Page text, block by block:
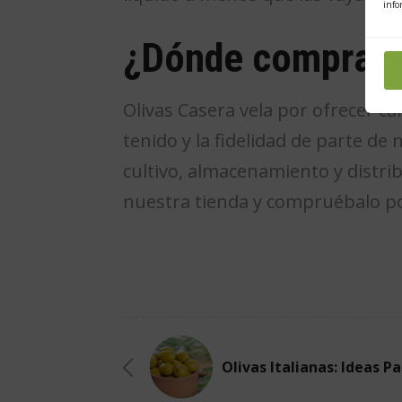
¿Dónde
Olivas Casera vela por ofrecer
tenido y la fidelidad de parte de
cultivo, almacenamiento y
nuestra tienda y compruébalo